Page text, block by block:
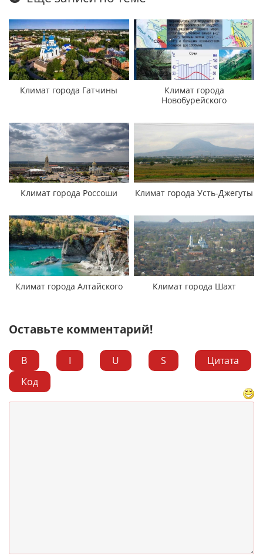
Климат города Гатчины
Климат города
Новобурейского
Климат города Россоши Климат города Усть-Джегуты
Климат города Алтайского Климат города Шахт
Оставьте комментарий!
B I U S
Цитата
Код